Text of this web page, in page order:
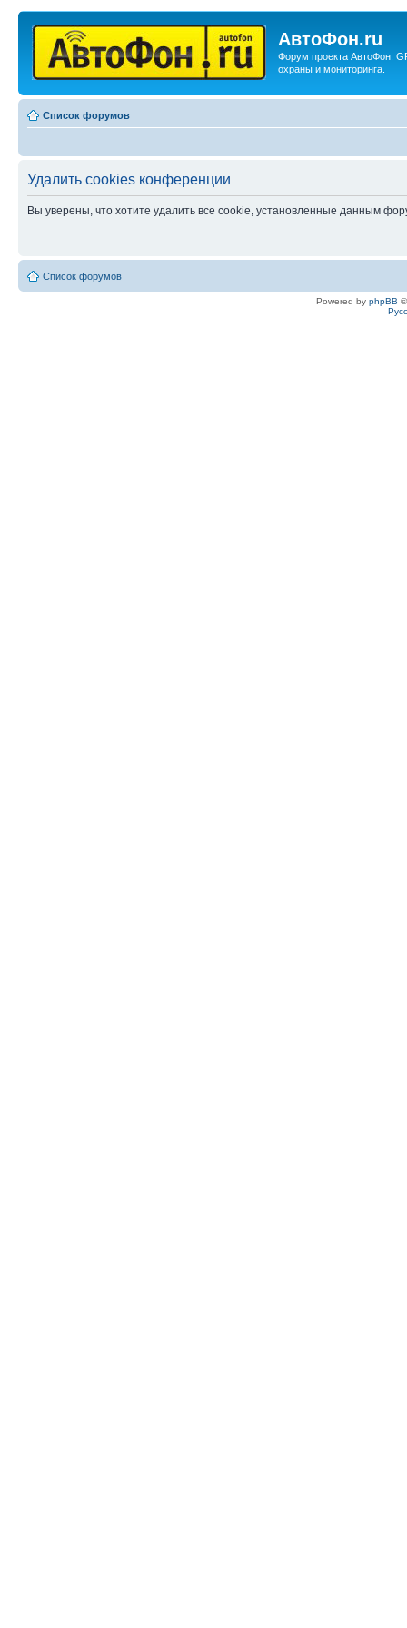
АвтоФон.ru
Форум проекта АвтоФон.
охраны и мониторинга.
Список форумов
Удалить cookies конференции
Вы уверены, что хотите удалить все cookie, установленные данным
Список форумов
Powered by phpBB